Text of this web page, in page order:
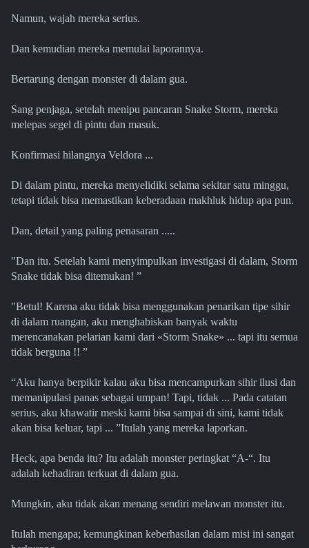
Namun, wajah mereka serius.
Dan kemudian mereka memulai laporannya.
Bertarung dengan monster di dalam gua.
Sang penjaga, setelah menipu pancaran Snake Storm, mereka
melepas segel di pintu dan masuk.
Konfirmasi hilangnya Veldora ...
Di dalam pintu, mereka menyelidiki selama sekitar satu minggu,
tetapi tidak bisa memastikan keberadaan makhluk hidup apa pun.
Dan, detail yang paling penasaran .....
"Dan itu. Setelah kami menyimpulkan investigasi di dalam, Storm
Snake tidak bisa ditemukan! ”
"Betul! Karena aku tidak bisa menggunakan penarikan tipe sihir
di dalam ruangan, aku menghabiskan banyak waktu
merencanakan pelarian kami dari «Storm Snake» ... tapi itu semua
tidak berguna !! ”
“Aku hanya berpikir kalau aku bisa mencampurkan sihir ilusi dan
memanipulasi panas sebagai umpan! Tapi, tidak ... Pada catatan
serius, aku khawatir meski kami bisa sampai di sini, kami tidak
akan bisa keluar, tapi ... ”Itulah yang mereka laporkan.
Heck, apa benda itu? Itu adalah monster peringkat “A-“. Itu
adalah kehadiran terkuat di dalam gua.
Mungkin, aku tidak akan menang sendiri melawan monster itu.
Itulah mengapa; kemungkinan keberhasilan dalam misi ini sangat